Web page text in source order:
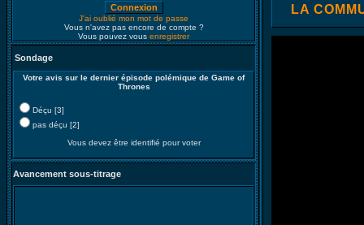
J'ai oublié mon mot de passe
Vous n'avez pas encore de compte ?
Vous pouvez vous enregistrer
Sondage
Votre avis sur le dernier épisode polémique de Game of
Thrones
Déçu [3]
pas déçu [2]
Vous devez être identifié pour voter
Avancement sous-titrage
LA